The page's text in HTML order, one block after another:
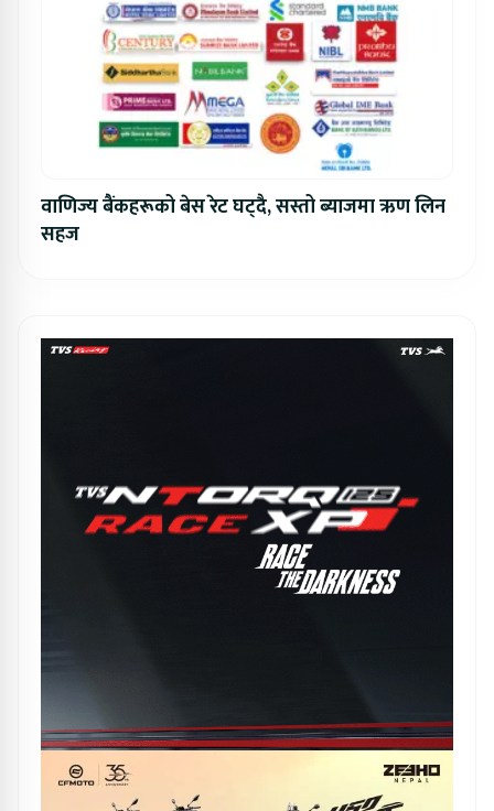
वाणिज्य बैंकहरूको बेस रेट घट्दै, सस्तो ब्याजमा ऋण लिन
सहज